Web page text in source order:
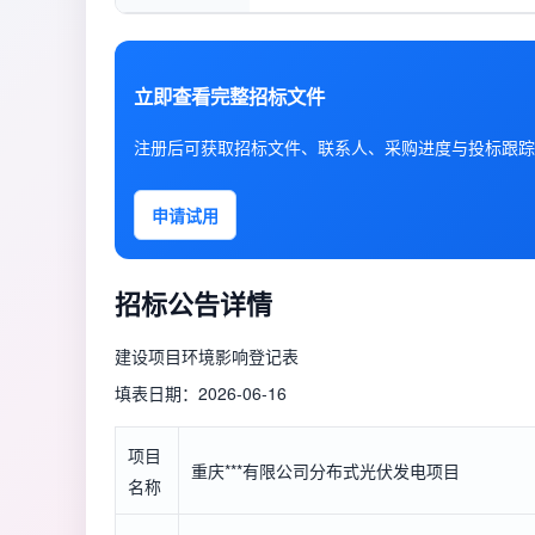
立即查看完整招标文件
注册后可获取招标文件、联系人、采购进度与投标跟
申请试用
招标公告详情
建设项目环境影响登记表
填表日期：2026-06-16
项目
名称
重庆***有限公司分布式光伏发电项目